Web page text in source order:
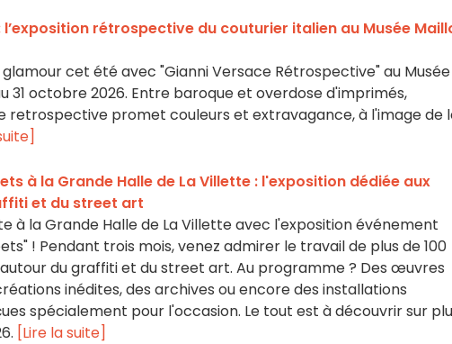
l’exposition rétrospective du couturier italien au Musée
glamour cet été avec "Gianni Versace Rétrospective" au Musée
31 octobre 2026. Entre baroque et overdose d'imprimés,
retrospective promet couleurs et extravagance, à l'image de
à la Grande Halle de La Villette : l'exposition dédiée aux
et du street art
à la Grande Halle de La Villette avec l'exposition événement
! Pendant trois mois, venez admirer le travail de plus de 100
du graffiti et du street art. Au programme ? Des œuvres
inédites, des archives ou encore des installations
spécialement pour l'occasion. Le tout est à découvrir sur
[Lire la suite]